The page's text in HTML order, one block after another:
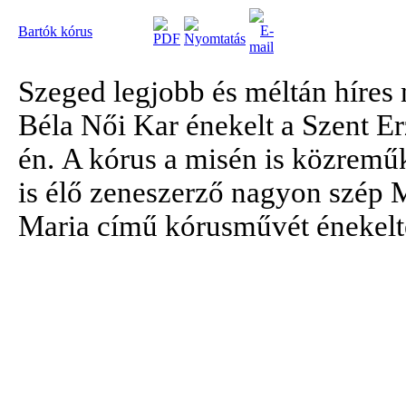
Bartók kórus
Szeged legjobb és méltán
Béla Női Kar énekelt a Szent
én. A kórus a misén is
is élő zeneszerző nagyon szép
Maria című kórusművét